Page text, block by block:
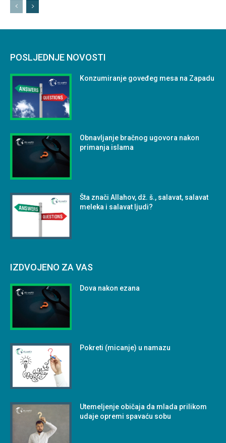
POSLJEDNJE NOVOSTI
Konzumiranje goveđeg mesa na Zapadu
Obnavljanje bračnog ugovora nakon
primanja islama
Šta znači Allahov, dž. š., salavat, salavat
meleka i salavat ljudi?
IZDVOJENO ZA VAS
Dova nakon ezana
Pokreti (micanje) u namazu
Utemeljenje običaja da mlada prilikom
udaje opremi spavaću sobu